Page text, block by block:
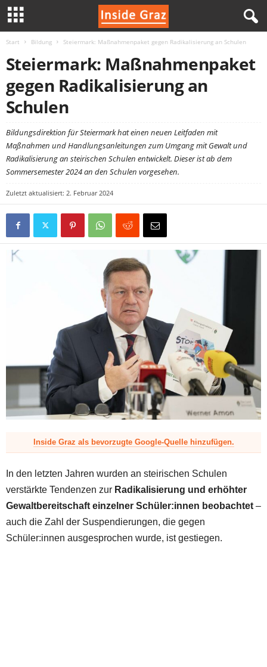
G
Start Bildung Steiermark: Maßnahmenpaket gegen Radikalisierung an Schulen
Steiermark: Maßnahmenpaket
gegen Radikalisierung an
Schulen
Bildungsdirektion für Steiermark hat einen neuen Leitfaden mit
Maßnahmen und Handlungsanleitungen zum Umgang mit Gewalt und
Radikalisierung an steirischen Schulen entwickelt. Dieser ist ab dem
Sommersemester 2024 an den Schulen vorgesehen.
Zuletzt aktualisiert: 2. Februar 2024
Inside Graz als bevorzugte Google-Quelle hinzufügen.
In den letzten Jahren wurden an steirischen Schulen
verstärkte Tendenzen zur Radikalisierung und erhöhter
Gewaltbereitschaft einzelner Schüler:innen beobachtet –
auch die Zahl der Suspendierungen, die gegen
Schüler:innen ausgesprochen wurde, ist gestiegen.